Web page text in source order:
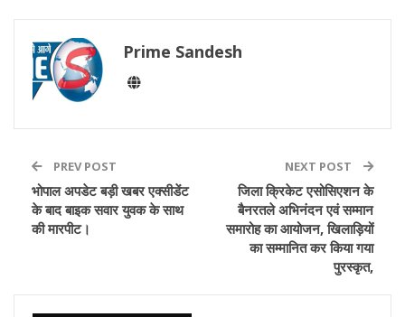
Prime Sandesh
PREV POST
भोपाल अपडेट बड़ी खबर एक्सीडेंट
के बाद बाइक सवार युवक के साथ
की मारपीट।
NEXT POST
जिला क्रिकेट एसोसिएशन के
बैनरतले अभिनंदन एवं सम्मान
समारोह का आयोजन, खिलाड़ियों
का सम्मानित कर किया गया
पुरस्कृत,